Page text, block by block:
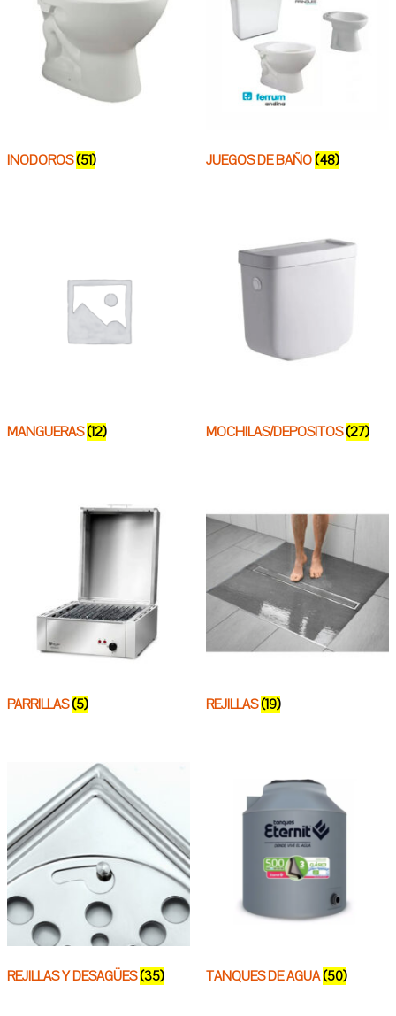
INODOROS(51) JUEGOS DE BAÑO(48)
MANGUERAS(12) MOCHILAS/DEPOSITOS(27)
PARRILLAS(5) REJILLAS(19)
REJILLAS Y DESAGÜES(35) TANQUES DE AGUA(50)